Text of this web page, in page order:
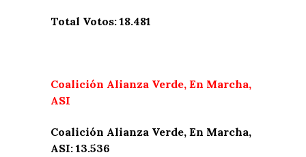
Total Votos: 18.481
Coalición Alianza Verde, En Marcha,
ASI
Coalición Alianza Verde, En Marcha,
ASI: 13.536